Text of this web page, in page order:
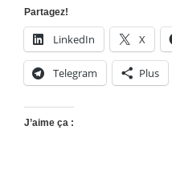
Partagez!
LinkedIn X
Telegram Plus
J’aime ça :